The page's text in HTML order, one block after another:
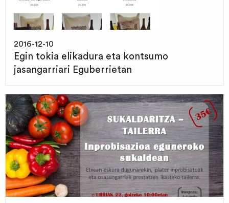
2016-12-10
Egin tokia elikadura eta kontsumo
jasangarriari Eguberrietan